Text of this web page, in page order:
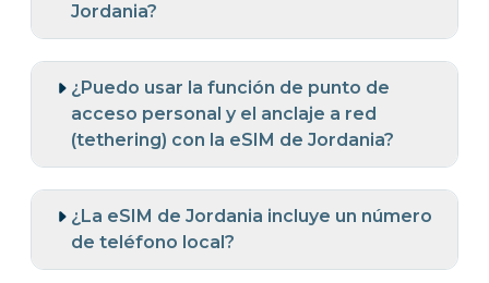
Jordania?
¿Puedo usar la función de punto de
acceso personal y el anclaje a red
(tethering) con la eSIM de Jordania?
¿La eSIM de Jordania incluye un número
de teléfono local?